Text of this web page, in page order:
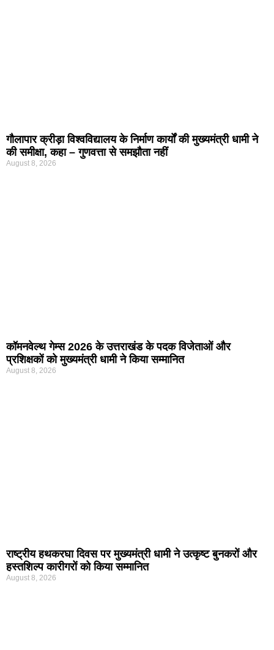
गौलापार क्रीड़ा विश्वविद्यालय के निर्माण कार्यों की मुख्यमंत्री धामी ने
की समीक्षा, कहा – गुणवत्ता से समझौता नहीं
August 8, 2026
कॉमनवेल्थ गेम्स 2026 के उत्तराखंड के पदक विजेताओं और
प्रशिक्षकों को मुख्यमंत्री धामी ने किया सम्मानित
August 8, 2026
राष्ट्रीय हथकरघा दिवस पर मुख्यमंत्री धामी ने उत्कृष्ट बुनकरों और
हस्तशिल्प कारीगरों को किया सम्मानित
August 8, 2026